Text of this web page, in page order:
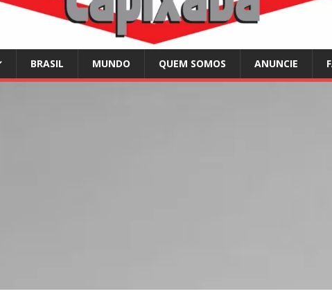
BRASIL MUNDO QUEM SOMOS ANUNCIE